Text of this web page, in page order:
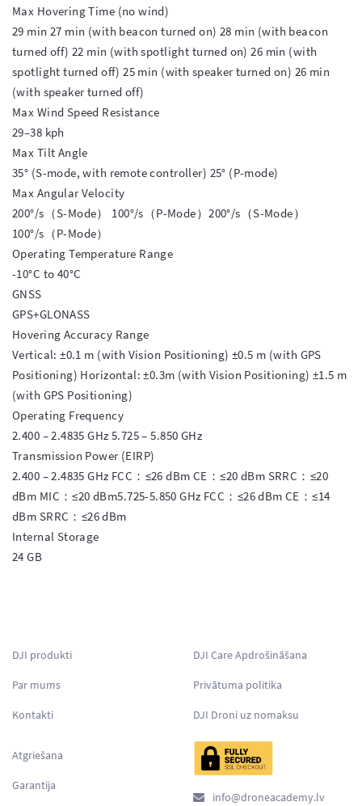
Max Hovering Time (no wind)
29 min 27 min (with beacon turned on) 28 min (with beacon
turned off) 22 min (with spotlight turned on) 26 min (with
spotlight turned off) 25 min (with speaker turned on) 26 min
(with speaker turned off)
Max Wind Speed Resistance
29–38 kph
Max Tilt Angle
35° (S-mode, with remote controller) 25° (P-mode)
Max Angular Velocity
200°/s（S-Mode） 100°/s（P-Mode）200°/s（S-Mode）
100°/s（P-Mode）
Operating Temperature Range
-10°C to 40°C
GNSS
GPS+GLONASS
Hovering Accuracy Range
Vertical: ±0.1 m (with Vision Positioning) ±0.5 m (with GPS
Positioning) Horizontal: ±0.3m (with Vision Positioning) ±1.5 m
(with GPS Positioning)
Operating Frequency
2.400 – 2.4835 GHz 5.725 – 5.850 GHz
Transmission Power (EIRP)
2.400 – 2.4835 GHz FCC：≤26 dBm CE：≤20 dBm SRRC：≤20
dBm MIC：≤20 dBm5.725-5.850 GHz FCC：≤26 dBm CE：≤14
dBm SRRC：≤26 dBm
Internal Storage
24 GB
DJI produkti
Par mums
Kontakti
DJI Care Apdrošināšana
Privātuma politika
DJI Droni uz nomaksu
Atgriešana
Garantija
info@droneacademy.lv